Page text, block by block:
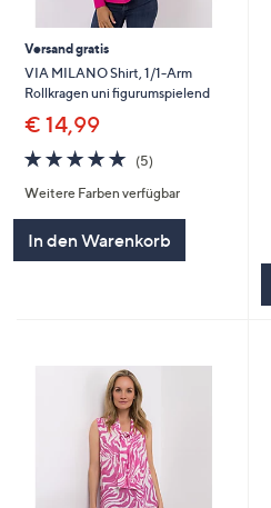
Versand gratis
VIA MILANO Shirt, 1/1-Arm
Rollkragen uni figurumspielend
€ 14,99
4.8
von
5
(5)
Weitere Farben verfügbar
In den Warenkorb